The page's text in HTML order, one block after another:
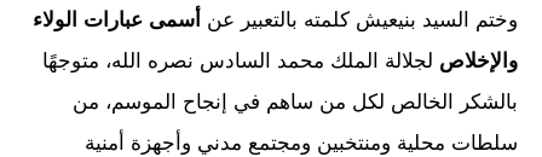
وختم السيد بنيعيش كلمته بالتعبير عن أسمى عبارات الولاء
والإخلاص لجلالة الملك محمد السادس نصره الله، متوجهًا
بالشكر الخالص لكل من ساهم في إنجاح الموسم، من
سلطات محلية ومنتخبين ومجتمع مدني وأجهزة أمنية